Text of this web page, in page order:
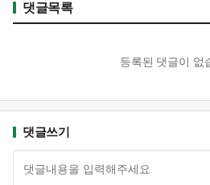
댓글목록
등록된 댓글이 없
댓글쓰기